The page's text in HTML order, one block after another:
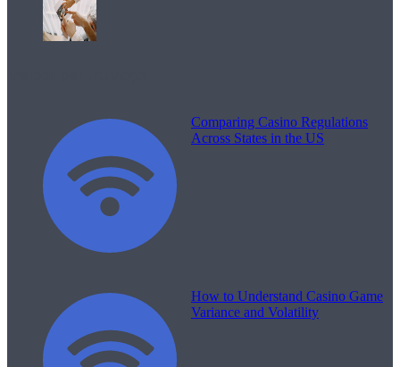
Comparing Casino Regulations
Across States in the US
How to Understand Casino Game
Variance and Volatility